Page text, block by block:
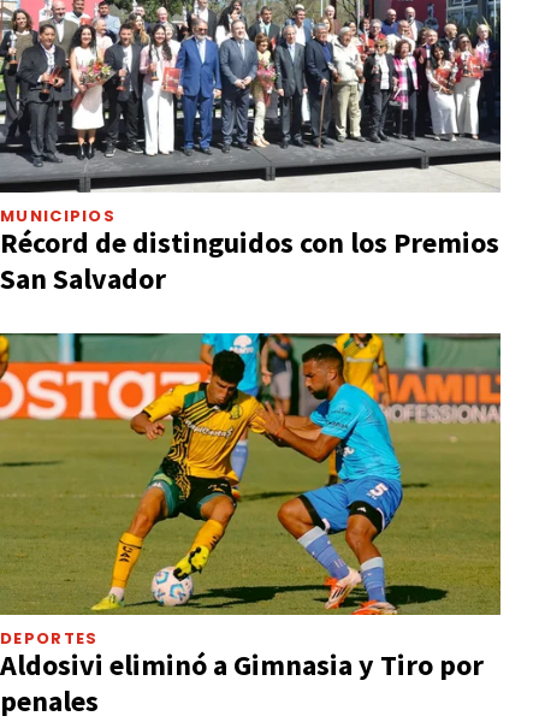
MUNICIPIOS
Récord de distinguidos con los Premios
San Salvador
DEPORTES
Aldosivi eliminó a Gimnasia y Tiro por
penales